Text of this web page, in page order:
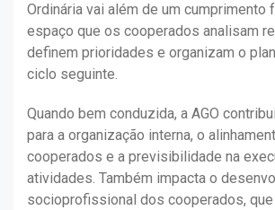
Ordinária vai além de um cumprimento
espaço que os cooperados analisam
definem prioridades e organizam o
ciclo seguinte.
Quando bem conduzida, a AGO
para a organização interna, o
cooperados e a previsibilidade na
atividades. Também impacta o
socioprofissional dos cooperados,